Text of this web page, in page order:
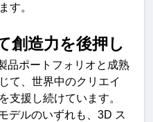
す。
創造力を後押し
品ポートフォリオと成熟
て、世界中のクリエイ
支援し続けています。
デルのいずれも、 3D ス